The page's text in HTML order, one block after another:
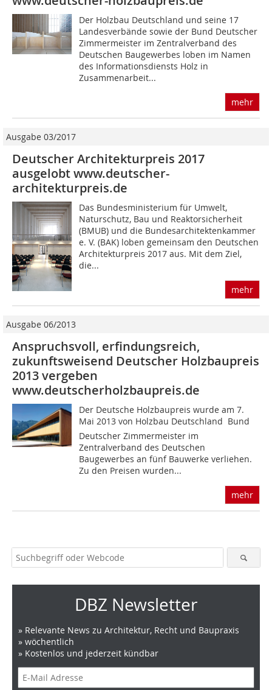
Der Holzbau Deutschland und seine 17
Landesverbände sowie der Bund Deutscher
Zimmermeister im Zentralverband des
Deutschen Baugewerbes loben im Namen
des Informationsdiensts Holz in
Zusammenarbeit...
mehr
Ausgabe 03/2017
Deutscher Architekturpreis 2017
ausgelobt www.deutscher-
architekturpreis.de
Das Bundesministerium für Umwelt,
Naturschutz, Bau und Reaktorsicherheit
(BMUB) und die Bundesarchitektenkammer
e. V. (BAK) loben gemeinsam den Deutschen
Architekturpreis 2017 aus. Mit dem Ziel,
die...
mehr
Ausgabe 06/2013
Anspruchsvoll, erfindungsreich,
zukunftsweisend Deutscher Holzbaupreis
2013 vergeben
www.deutscherholzbaupreis.de
Der Deutsche Holzbaupreis wurde am 7.
Mai 2013 von Holzbau Deutschland  Bund
Deutscher Zimmermeister im
Zentralverband des Deutschen
Baugewerbes an fünf Bauwerke verliehen.
Zu den Preisen wurden...
mehr
DBZ Newsletter
» Relevante News zu Architektur, Recht und Baupraxis
» wöchentlich
» Kostenlos und jederzeit kündbar